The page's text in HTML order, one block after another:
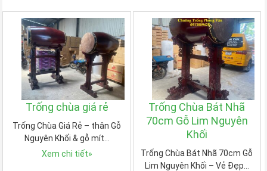
Trống chùa giá rẻ
Trống Chùa Giá Rẻ – thân Gỗ
Nguyên Khối & gỗ mít…
Xem chi tiết»
Trống Chùa Bát Nhã
70cm Gỗ Lim Nguyên
Khối
Trống Chùa Bát Nhã 70cm Gỗ
Lim Nguyên Khối – Vẻ Đẹp…